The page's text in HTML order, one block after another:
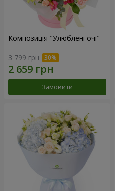
Композиція "Улюблені очі"
3 799 грн
Замовити